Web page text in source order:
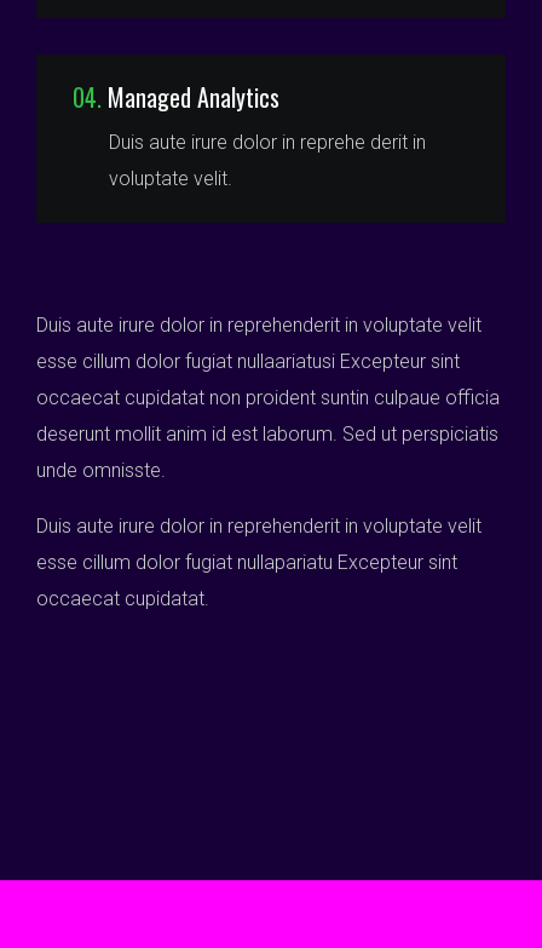
04. Managed Analytics
Duis aute irure dolor in reprehe derit in
voluptate velit.
Duis aute irure dolor in reprehenderit in voluptate velit
esse cillum dolor fugiat nullaariatusi Excepteur sint
occaecat cupidatat non proident suntin culpaue officia
deserunt mollit anim id est laborum. Sed ut perspiciatis
unde omnisste.
Duis aute irure dolor in reprehenderit in voluptate velit
esse cillum dolor fugiat nullapariatu Excepteur sint
occaecat cupidatat.